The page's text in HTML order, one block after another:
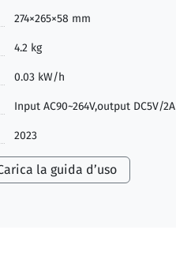
274×265×58 mm
4.2 kg
0.03 kW/h
Input AC90~264V,output DC5V/2A
2023
la guida d’uso